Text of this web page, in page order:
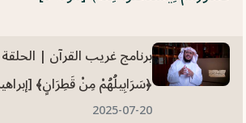
﴿سَرَابِيلُهُمْ مِنْ قَطِرَانٍ﴾ [إبراهيم:
2025-07-20